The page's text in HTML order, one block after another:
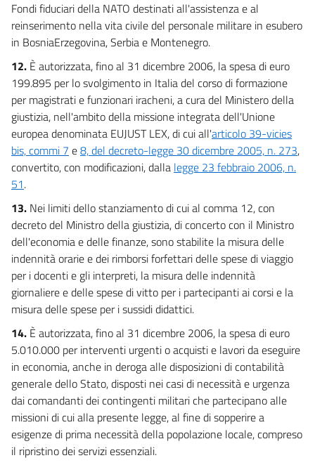
Fondi fiduciari della NATO destinati all'assistenza e al
reinserimento nella vita civile del personale militare in esubero
in BosniaErzegovina, Serbia e Montenegro.
12. È autorizzata, fino al 31 dicembre 2006, la spesa di euro
199.895 per lo svolgimento in Italia del corso di formazione
per magistrati e funzionari iracheni, a cura del Ministero della
giustizia, nell'ambito della missione integrata dell'Unione
europea denominata EUJUST LEX, di cui all'articolo 39-vicies
bis, commi 7 e8, del decreto-legge 30 dicembre 2005, n. 273,
convertito, con modificazioni, dalla legge 23 febbraio 2006, n.
51.
13. Nei limiti dello stanziamento di cui al comma 12, con
decreto del Ministro della giustizia, di concerto con il Ministro
dell'economia e delle finanze, sono stabilite la misura delle
indennità orarie e dei rimborsi forfettari delle spese di viaggio
per i docenti e gli interpreti, la misura delle indennità
giornaliere e delle spese di vitto per i partecipanti ai corsi e la
misura delle spese per i sussidi didattici.
14. È autorizzata, fino al 31 dicembre 2006, la spesa di euro
5.010.000 per interventi urgenti o acquisti e lavori da eseguire
in economia, anche in deroga alle disposizioni di contabilità
generale dello Stato, disposti nei casi di necessità e urgenza
dai comandanti dei contingenti militari che partecipano alle
missioni di cui alla presente legge, al fine di sopperire a
esigenze di prima necessità della popolazione locale, compreso
il ripristino dei servizi essenziali.